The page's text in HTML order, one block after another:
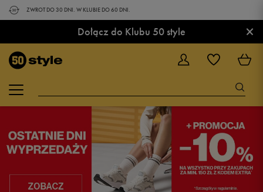
ZWROT DO 30 DNI. W KLUBIE DO 60 DNI.
Dołącz do Klubu 50 style ×